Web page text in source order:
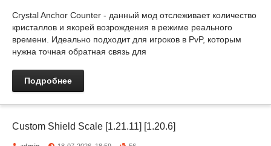
Crystal Anchor Counter - данный мод отслеживает количество
кристаллов и якорей возрождения в режиме реального
времени. Идеально подходит для игроков в PvP, которым
нужна точная обратная связь для
Подробнее
Custom Shield Scale [1.21.11] [1.20.6]